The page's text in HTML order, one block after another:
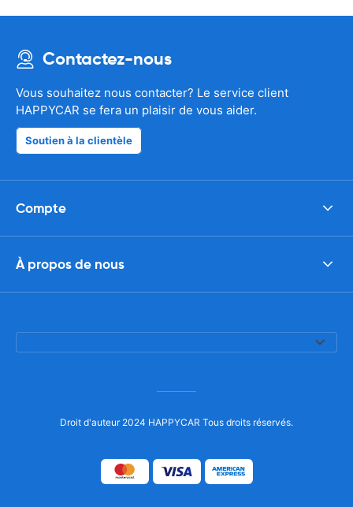
Contactez-nous
Vous souhaitez nous contacter? Le service client
HAPPYCAR se fera un plaisir de vous aider.
Soutien à la clientèle
Compte
À propos de nous
Droit d'auteur 2024 HAPPYCAR Tous droits réservés.